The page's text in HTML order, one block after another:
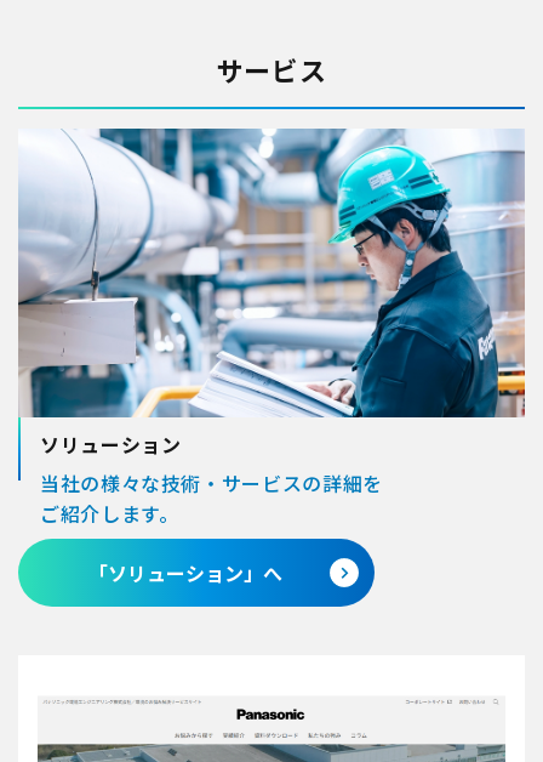
サービス
ソリューション
当社の様々な技術・サービスの詳細を
ご紹介します。
「ソリューション」へ